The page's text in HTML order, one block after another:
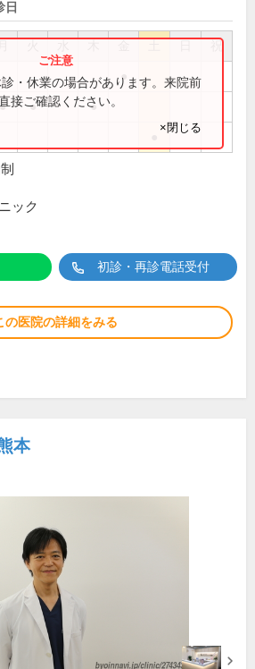
日
祝
●
● ●
・休業の場合があります。来院前
接ご確認ください。
×閉じる
ック
初診・再診電話受付
の医院の詳細をみる
本